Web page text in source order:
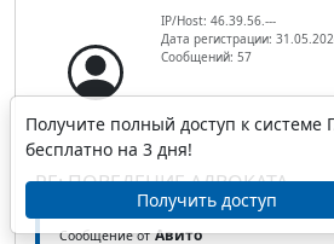
IP/Host: 46.39.56.---
Дата регистрации:
Сообщений: 57
RE: ПОВЕДЕНИЕ АДВОКАТА
Сообщение от Авито
Получите полный доступ к системе
бесплатно на 3 дня!
Получить доступ